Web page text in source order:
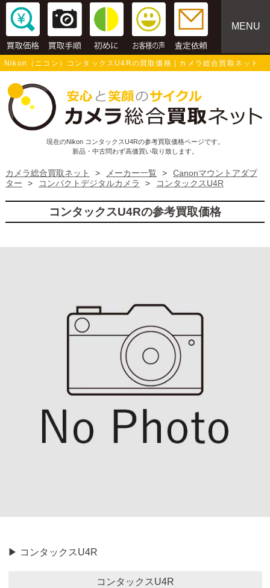
MENU
Nikon（ニコン）コンタックスU4Rの買取価格 | カメラ総合買取ネット
現在のNikon コンタックスU4Rの参考買取価格ページです。
新品・中古問わず高価買い取り致します。
カメラ総合買取ネット > メーカー一覧 >
Canonマウントアダプ
ター
> コンパクトデジタルカメラ > コンタックスU4R
コンタックスU4Rの参考買取価格
▶ コンタックスU4R
コンタックスU4R